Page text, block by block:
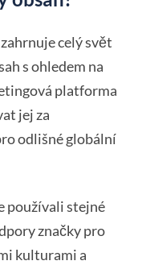
celý svět
s ohledem na
platforma
jej za
odlišné globální
používali stejné
značky pro
kulturami a